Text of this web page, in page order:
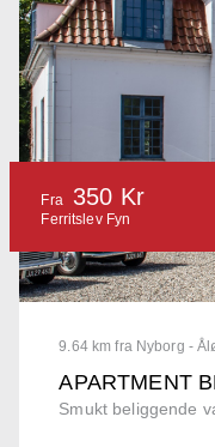
9.64 km fra Nyborg -
APARTMENT
Smukt beliggende
Fra 350 Kr
Ferritslev Fyn